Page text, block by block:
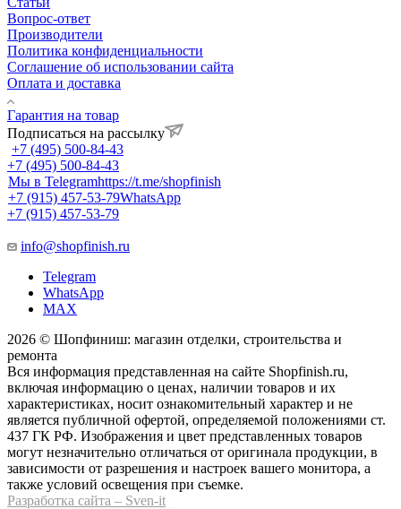
Вопрос-ответ
Производители
Политика конфиденциальности
Соглашение об использовании сайта
Оплата и доставка
Гарантия на товар
Подписаться на рассылку
+7 (495) 500-84-43
+7 (495) 500-84-43
Мы в Telegramhttps://t.me/shopfinish
+7 (915) 457-53-79WhatsApp
+7 (915) 457-53-79
info@shopfinish.ru
Telegram
WhatsApp
MAX
2026 © Шопфиниш: магазин отделки, строительства и
ремонта
Вся информация представленная на сайте Shopfinish.ru,
включая информацию о ценах, наличии товаров и их
характеристиках, носит ознакомительный характер и не
является публичной офертой, определяемой положениями ст.
437 ГК РФ. Изображения и цвет представленных товаров
могут незначительно отличаться от оригинала продукции, в
зависимости от разрешения и настроек вашего монитора, а
также условий освещения при съемке.
Разработка сайта – Sven-it